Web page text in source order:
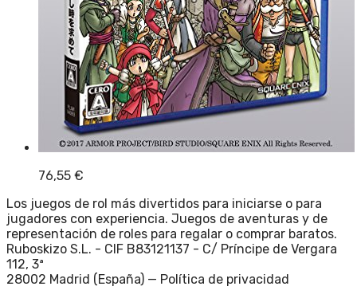
76,55 €
Los juegos de rol más divertidos para iniciarse o para
jugadores con experiencia. Juegos de aventuras y de
representación de roles para regalar o comprar baratos.
Ruboskizo S.L. - CIF B83121137 - C/ Príncipe de Vergara
112, 3ª
28002 Madrid (España) — Política de privacidad